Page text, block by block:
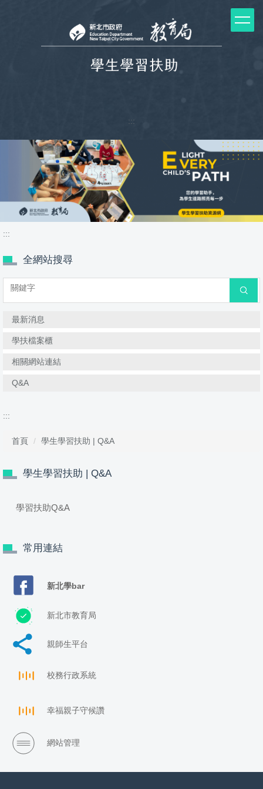
:::
:::
全網站搜尋
搜尋
最新消息
學扶檔案櫃
相關網站連結
Q&A
:::
首頁 學生學習扶助 | Q&A
學生學習扶助 | Q&A
學習扶助Q&A
常用連結
新北學bar
新北市教育局
親師生平台
校務行政系統
幸福親子守候讚
網站管理